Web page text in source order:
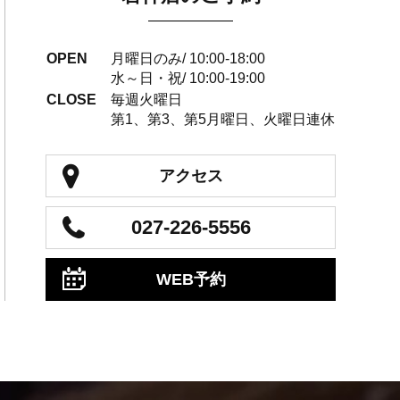
OPEN
月曜日のみ/ 10:00-18:00
水～日・祝/ 10:00-19:00
CLOSE
毎週火曜日
第1、第3、第5月曜日、火曜日連休
アクセス
027-226-5556
WEB予約